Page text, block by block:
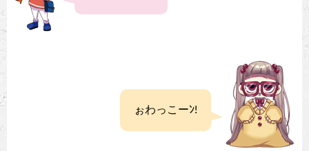
ぉわっこーﾝ!